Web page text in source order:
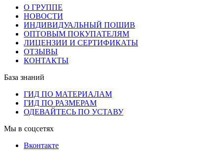
О ГРУППЕ
НОВОСТИ
ИНДИВИДУАЛЬНЫЙ ПОШИВ
ОПТОВЫМ ПОКУПАТЕЛЯМ
ЛИЦЕНЗИИ И СЕРТИФИКАТЫ
ОТЗЫВЫ
КОНТАКТЫ
База знаний
ГИД ПО МАТЕРИАЛАМ
ГИД ПО РАЗМЕРАМ
ОДЕВАЙТЕСЬ ПО УСТАВУ
Мы в соцсетях
Вконтакте